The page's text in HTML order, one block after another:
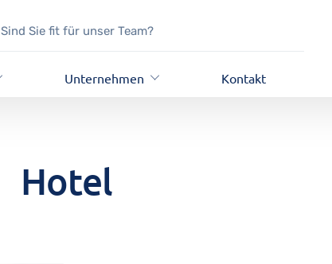
Sind Sie fit für unser Team?
Unternehmen Kontakt
Hotel